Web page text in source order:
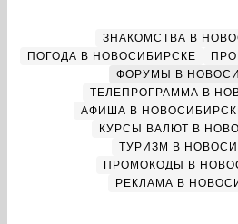
ЗНАКОМСТВА В
ПОГОДА В НОВОСИБИРСКЕ
ФОРУМЫ В
ТЕЛЕПРОГРАММА В
АФИША В
КУРСЫ ВАЛЮТ В
ТУРИЗМ В
ПРОМОКОДЫ В
РЕКЛАМА В